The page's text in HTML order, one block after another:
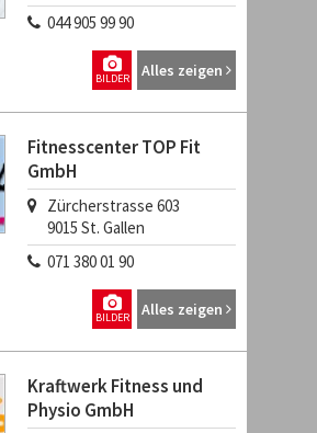
044 905 99 90
Alles zeigen
BILDER
Fitnesscenter TOP Fit
GmbH
Zürcherstrasse 603
9015 St. Gallen
071 380 01 90
Alles zeigen
BILDER
Kraftwerk Fitness und
Physio GmbH